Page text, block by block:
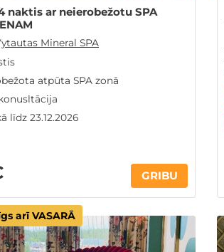
naktis ar neierobežotu SPA
Mineral SPA
atpūta SPA zonā
līdz 23.12.2026
GRIBU
arī VASARĀ